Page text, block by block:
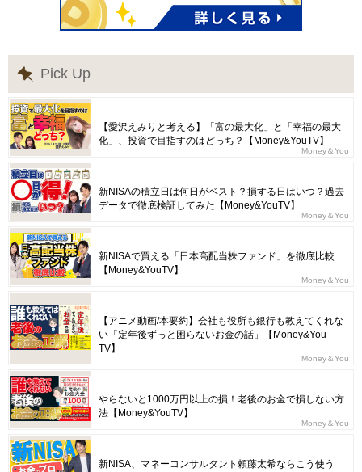
Pick Up
【愛沢えみりと考える】「富の最大化」と「幸福の最大
化」、投資で目指すのはどっち？【Money&YouTV】
Money＆You
新NISAの積立日は何日がベスト？損する日はいつ？過去
データで徹底検証してみた【Money&YouTV】
Money＆You
新NISAで買える「日本高配当株ファンド」を徹底比較
【Money&YouTV】
Money＆You
【アニメ動画/本要約】会社も役所も銀行も教えてくれな
い「定年後ずっと困らないお金の話」【Money&You
TV】
Money＆You
やらないと1000万円以上の損！老後のお金で損しない方
法【Money&YouTV】
Money＆You
新NISA、マネーコンサルタント頼藤太希ならこう使う